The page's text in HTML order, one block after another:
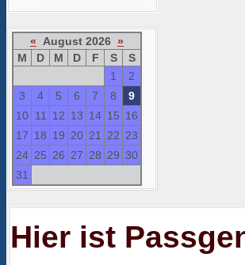
« August 2026 »
M
D M D F S
S
1
2
3
4 5 6 7 8
9
10 11 12 13 14 15 16
17 18 19 20 21 22 23
24 25 26 27 28 29 30
31
Hier ist